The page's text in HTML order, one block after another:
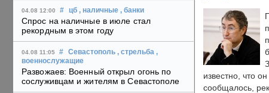
04.08 12:00 # цб , наличные , банки
Спрос на наличные в июле стал
рекордным в этом году
04.08 11:05 # Севастополь , стрельба ,
военнослужащие
Развожаев: Военный открыл огонь по
сослуживцам и жителям в Севастополе
известно, что
сообщалось,